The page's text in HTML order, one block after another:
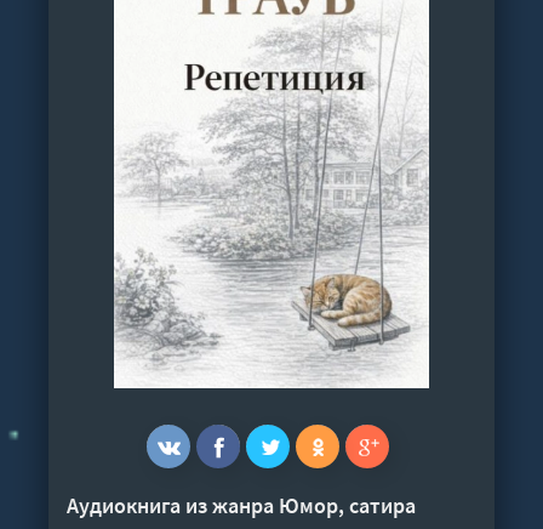
Аудиокнига из жанра Юмор, сатира